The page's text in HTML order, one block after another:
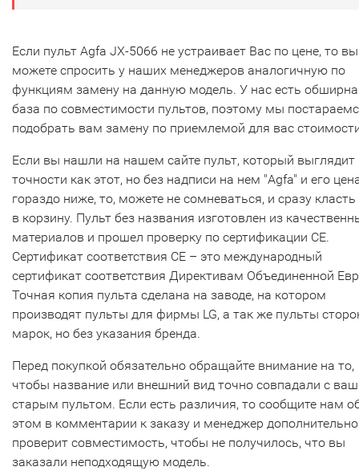
Если пульт Agfa JX-5066 не устраивает Вас по цене, то вы
можете спросить у наших менеджеров аналогичную по
функциям замену на данную модель. У нас есть
база по совместимости пультов, поэтому мы
подобрать вам замену по приемлемой для вас
Если вы нашли на нашем сайте пульт, который выглядит
точности как этот, но без надписи на нем "Agfa" и его
гораздо ниже, то, можете не сомневаться, и сразу класть
в корзину. Пульт без названия изготовлен из
материалов и прошел проверку по сертификации CE.
Сертификат соответствия СЕ – это международный
сертификат соответствия Директивам Объединенной
Точная копия пульта сделана на заводе, на котором
производят пульты для фирмы LG, а так же пульты
марок, но без указания бренда.
Перед покупкой обязательно обращайте внимание на то,
чтобы название или внешний вид точно совпадали с
старым пультом. Если есть различия, то сообщите нам
этом в комментарии к заказу и менеджер дополнительно
проверит совместимость, чтобы не получилось, что вы
заказали неподходящую модель.